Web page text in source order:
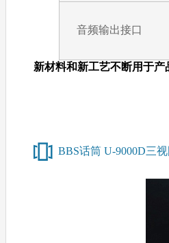
音频输出接口
新材料和新工艺不断用于产品
BBS话筒 U-9000D三视